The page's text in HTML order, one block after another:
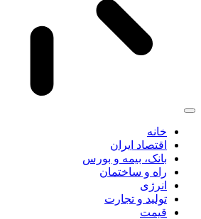
خانه
اقتصاد ایران
بانک، بیمه و بورس
راه و ساختمان
انرژی
تولید و تجارت
قیمت